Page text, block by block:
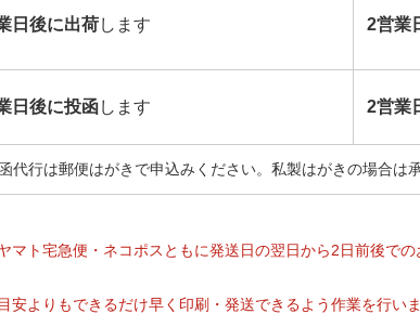
日後に出荷します 2営業
日後に投函します 2営業
代行は郵便はがきで申込みください。私製はがきの場合は
マト宅急便・ネコポスともに発送日の翌日から2日前後で
安よりもできるだけ早く印刷・発送できるよう作業を行い